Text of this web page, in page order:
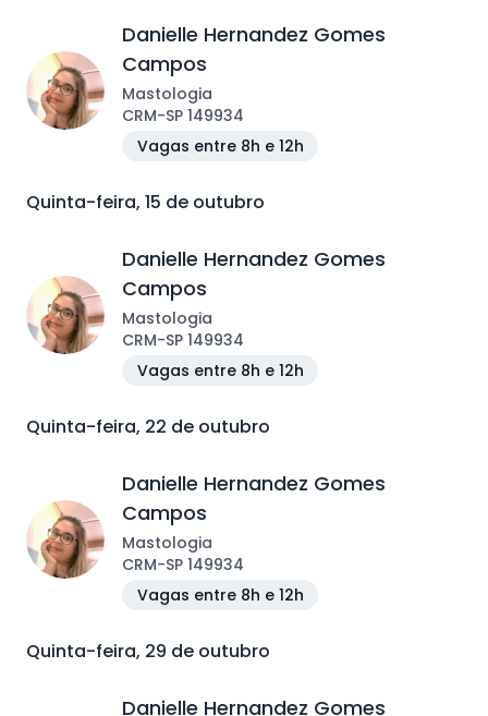
Danielle Hernandez Gomes
Campos
Mastologia
CRM-SP 149934
Vagas entre 8h e 12h
Quinta-feira, 15 de outubro
Danielle Hernandez Gomes
Campos
Mastologia
CRM-SP 149934
Vagas entre 8h e 12h
Quinta-feira, 22 de outubro
Danielle Hernandez Gomes
Campos
Mastologia
CRM-SP 149934
Vagas entre 8h e 12h
Quinta-feira, 29 de outubro
Danielle Hernandez Gomes